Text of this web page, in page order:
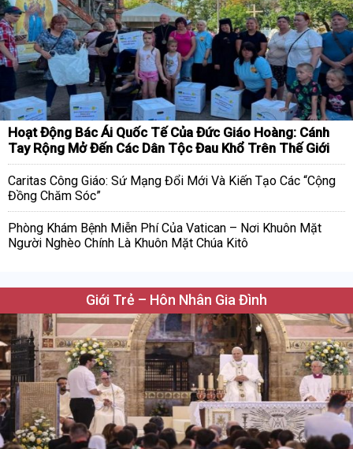
Hoạt Động Bác Ái Quốc Tế Của Đức Giáo Hoàng: Cánh
Tay Rộng Mở Đến Các Dân Tộc Đau Khổ Trên Thế Giới
Caritas Công Giáo: Sứ Mạng Đổi Mới Và Kiến Tạo Các “Cộng
Đồng Chăm Sóc”
Phòng Khám Bệnh Miễn Phí Của Vatican – Nơi Khuôn Mặt
Người Nghèo Chính Là Khuôn Mặt Chúa Kitô
Giới Trẻ – Hôn Nhân Gia Đình